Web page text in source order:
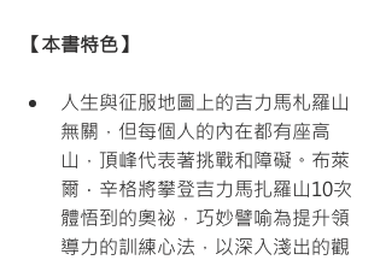
【本書特色】
人生與征服地圖上的吉力馬札羅山
無關，但每個人的內在都有座高
山，頂峰代表著挑戰和障礙。布萊
爾．辛格將攀登吉力馬扎羅山10次
體悟到的奧祕，巧妙譬喻為提升領
導力的訓練心法，以深入淺出的觀